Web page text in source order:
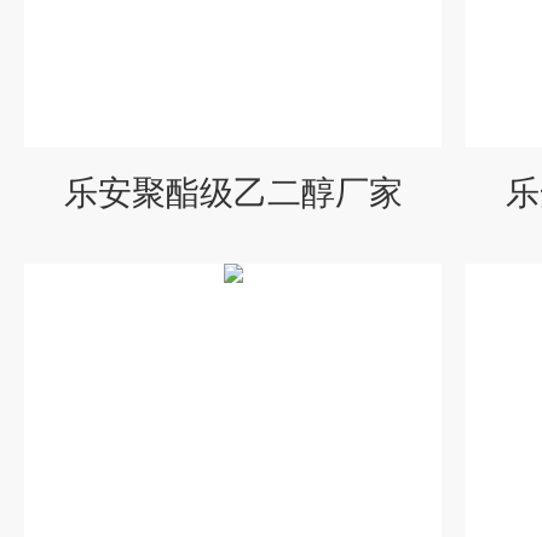
乐安聚酯级乙二醇厂家